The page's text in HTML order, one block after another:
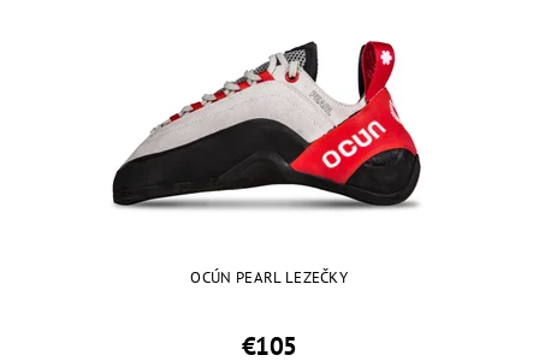
OCÚN PEARL LEZEČKY
€105